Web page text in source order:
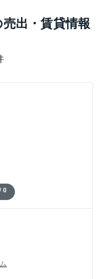
、DINKS、少人数の
は明るいベージュ色
床で明るくまとめら
り駅は、東急世田谷線
出・賃貸情報
0